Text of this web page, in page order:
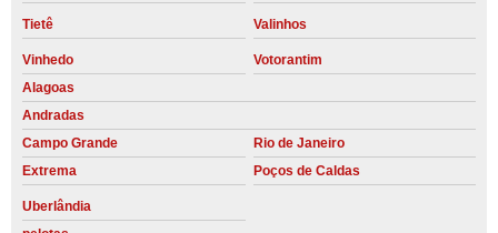
Tietê Valinhos
Vinhedo
Votorantim
Alagoas
Andradas
Campo Grande
Rio de Janeiro
Extrema
Poços de Caldas
Uberlândia